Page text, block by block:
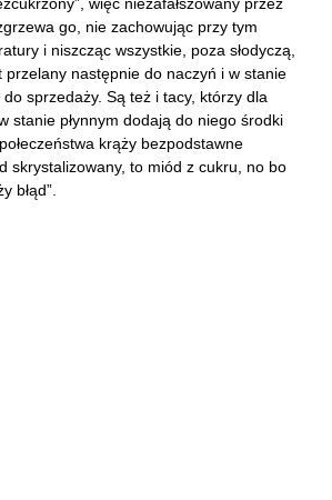
go, nie zachowując przy tym
i niszcząc wszystkie, poza słodyczą,
przelany następnie do naczyń i w stanie
do sprzedaży. Są też i tacy, którzy dla
stanie płynnym dodają do niego środki
krąży bezpodstawne
skrystalizowany, to miód z cukru, no bo
błąd”.